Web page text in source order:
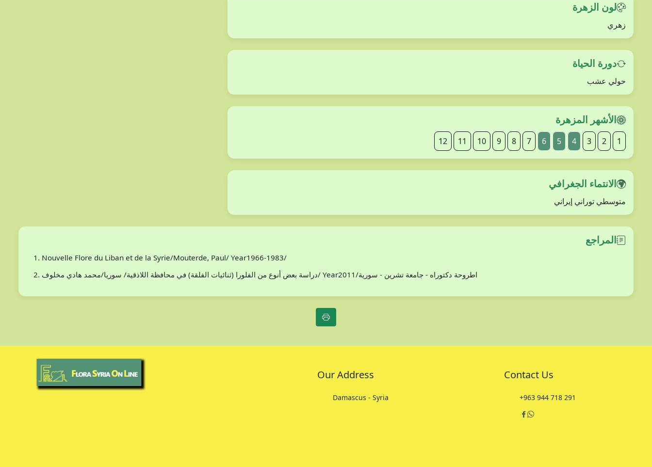
لون الزهرة
زهري
دورة الحياة
حولي عشب
الأشهر المزهرة
1
2
3
4
5
6
7
8
9
10
11
12
الانتماء الجغرافي
متوسطي توراني إيراني
المراجع
Nouvelle Flore du Liban et de la Syrie/Mouterde, Paul/ Year1966-1983/
دراسة بعض أنوع من الفلورا (ثنائيات الفلقة) في محافظة اللاذقية/ سوريا/محمد هادي مخلوف/ Year2011/اطروحة دكتوراه - جامعة تشرين - سورية
Our Address
Damascus - Syria
Contact Us
+963 944 718 291